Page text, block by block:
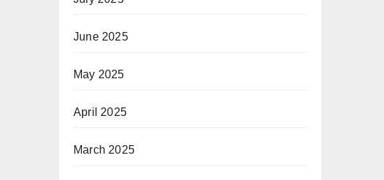
June 2025
May 2025
April 2025
March 2025